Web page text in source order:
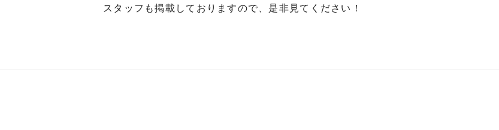
スタッフも掲載しておりますので、是非見てください！